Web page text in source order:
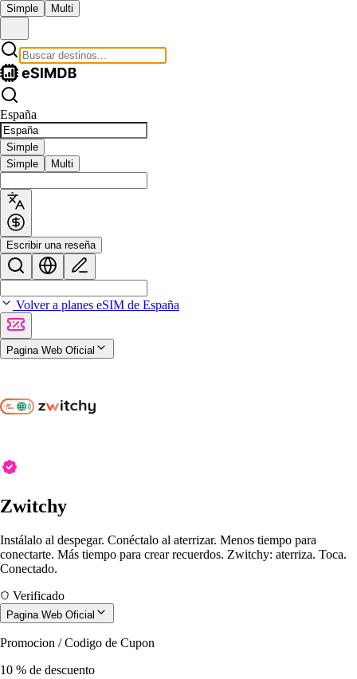
Simple Multi
España
Simple
Simple
Multi
Escribir una reseña
Volver a planes eSIM de España
Pagina Web Oficial
Zwitchy
Instálalo al despegar. Conéctalo al aterrizar. Menos tiempo para
conectarte. Más tiempo para crear recuerdos. Zwitchy: aterriza. Toca.
Conectado.
Verificado
Pagina Web Oficial
Promocion / Codigo de Cupon
10 % de descuento